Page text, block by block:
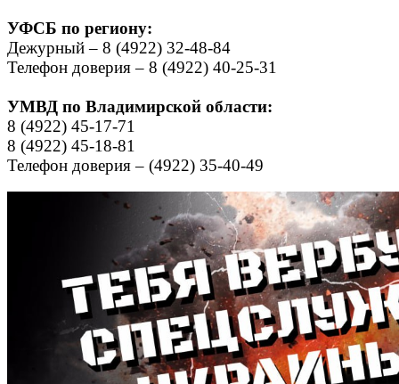
УФСБ по региону:
Дежурный – 8 (4922) 32-48-84
Телефон доверия – 8 (4922) 40-25-31
УМВД по Владимирской области:
8 (4922) 45-17-71
8 (4922) 45-18-81
Телефон доверия – (4922) 35-40-49